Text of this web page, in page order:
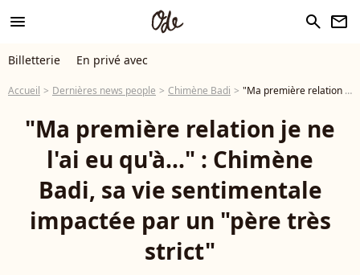
menu search newsletter
Billetterie En privé avec
Accueil Dernières news people Chimène Badi "Ma première relation je ne l'ai eu qu'à..." : Chimène Badi, sa vie sentimentale impactée par un "père très strict"
"Ma première relation je ne
l'ai eu qu'à..." : Chimène
Badi, sa vie sentimentale
impactée par un "père très
strict"